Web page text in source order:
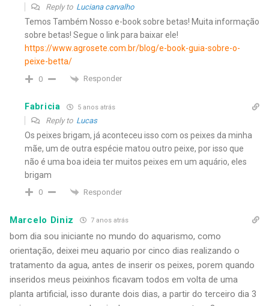
Reply to Luciana carvalho
Temos Também Nosso e-book sobre betas! Muita informação
sobre betas! Segue o link para baixar ele!
https://www.agrosete.com.br/blog/e-book-guia-sobre-o-
peixe-betta/
0 Responder
Fabricia 5 anos atrás
Reply to Lucas
Os peixes brigam, já aconteceu isso com os peixes da minha
mãe, um de outra espécie matou outro peixe, por isso que
não é uma boa ideia ter muitos peixes em um aquário, eles
brigam
0 Responder
Marcelo Diniz 7 anos atrás
bom dia sou iniciante no mundo do aquarismo, como
orientação, deixei meu aquario por cinco dias realizando o
tratamento da agua, antes de inserir os peixes, porem quando
inseridos meus peixinhos ficavam todos em volta de uma
planta artificial, isso durante dois dias, a partir do terceiro dia 3